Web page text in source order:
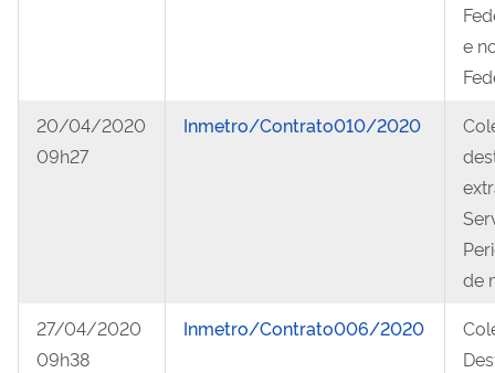
e
20/04/2020
09h27
Inmetro/Contrato010/2020
de
27/04/2020
09h38
Inmetro/Contrato006/2020